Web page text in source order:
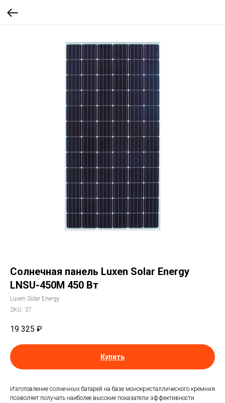
Солнечная панель Luxen Solar Energy
LNSU-450M 450 Вт
Luxen Solar Energy
SKU: 37
19 325 ₽
Купить
Изготовление солнечных батарей на базе монокристаллического кремния
позволяет получать наиболее высокие показатели эффективности